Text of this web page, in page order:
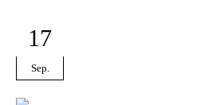
17
Sep.